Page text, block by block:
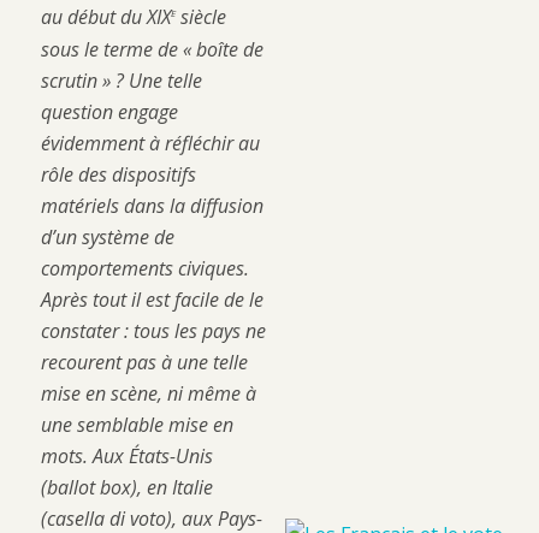
au début du XIXesiècle
sous le terme de « boîte de
scrutin » ? Une telle
question engage
évidemment à réfléchir au
rôle des dispositifs
matériels dans la diffusion
d’un système de
comportements civiques.
Après tout il est facile de le
constater : tous les pays ne
recourent pas à une telle
mise en scène, ni même à
une semblable mise en
mots. Aux États-Unis
(ballot box), en Italie
(casella di voto), aux Pays-